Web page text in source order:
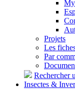
Projets
Les
Par
Rechercher
Insectes &